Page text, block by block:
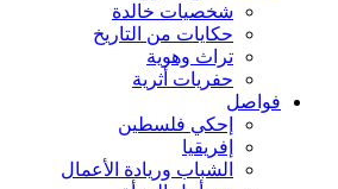
شخصيات خالدة
حكايات من التاريخ
تراث وهوية
حفريات أثرية
فواصل
إحكي فلسطين
إفريقيا
الشباب وريادة الأعمال